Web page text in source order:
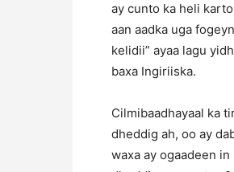
ay cunto ka heli
aan aadka uga
kelidii” ayaa lagu
baxa Ingiriiska.
Cilmibaadhayaal ka
dheddig ah, oo ay
waxa ay ogaadeen